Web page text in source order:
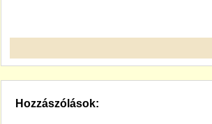
Hozzászólások: